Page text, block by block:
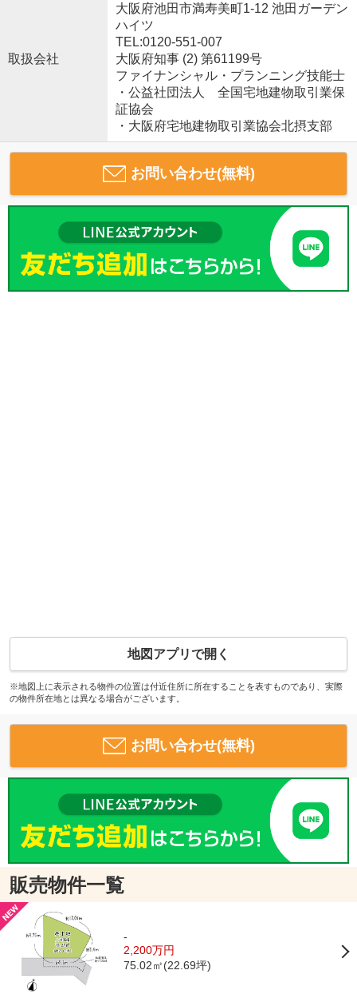
取扱会社
大阪府池田市満寿美町1-12 池田ガーデン
ハイツ
TEL:0120-551-007
大阪府知事 (2) 第61199号
ファイナンシャル・プランニング技能士
・公益社団法人 全国宅地建物取引業保
証協会
・大阪府宅地建物取引業協会北摂支部
お問い合わせ(無料)
地図アプリで開く
※地図上に表示される物件の位置は付近住所に所在することを表すものであり、実際
の物件所在地とは異なる場合がございます。
お問い合わせ(無料)
販売物件一覧
-
2,200万円
75.02㎡(22.69坪)